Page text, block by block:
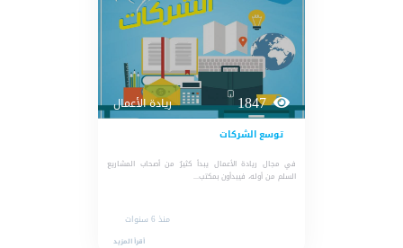
1847 ريادة الأعمال
توسع الشركات
في مجال ريادة الأعمال يبدأ كثيرٌ من أصحاب المشاريع
السلم من أوله، فيبدأون بمكتب...
منذ 6 سنوات
أقرأ المزيد